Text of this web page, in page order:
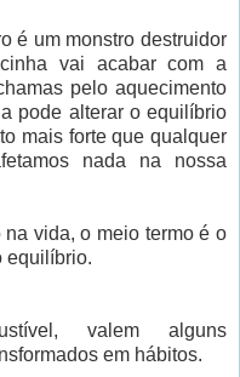
é um monstro destruidor
vai acabar com a
pelo aquecimento
pode alterar o equilíbrio
mais forte que qualquer
nada na nossa
vida, o meio termo é o
equilíbrio.
valem alguns
em hábitos.